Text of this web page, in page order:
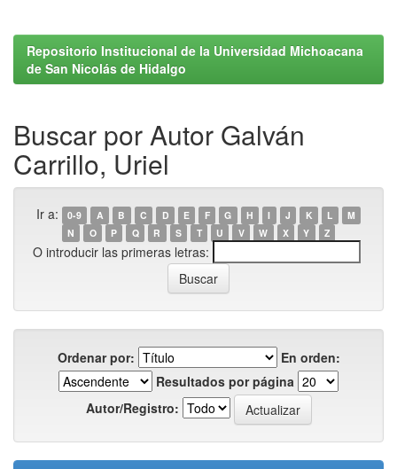
Repositorio Institucional de la Universidad Michoacana
de San Nicolás de Hidalgo
Buscar por Autor Galván
Carrillo, Uriel
Ir a: 0-9 A B C D E F G H I J K L
M
N
O P Q R S T U V W X Y Z
O introducir las primeras letras:
Ordenar por:
En orden:
Resultados por página
Autor/Registro: